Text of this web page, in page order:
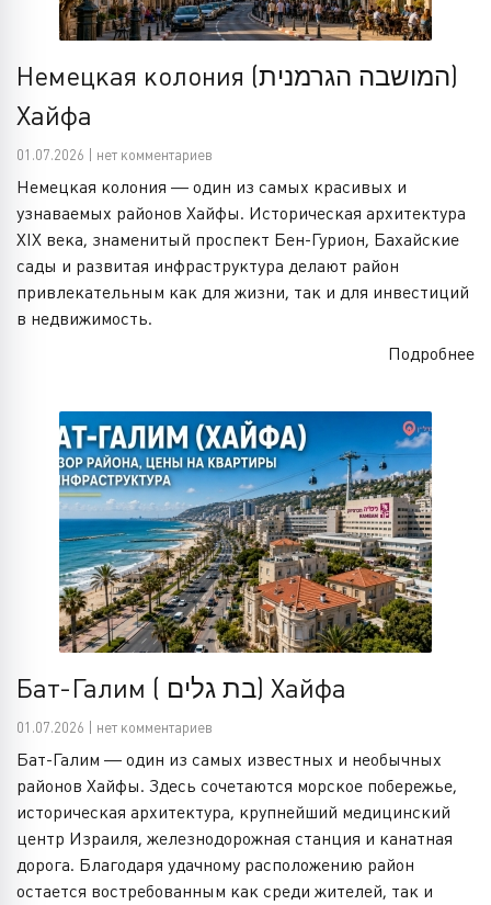
Немецкая колония (המושבה הגרמנית)
Хайфа
01.07.2026 | нет комментариев
Немецкая колония — один из самых красивых и
узнаваемых районов Хайфы. Историческая архитектура
XIX века, знаменитый проспект Бен-Гурион, Бахайские
сады и развитая инфраструктура делают район
привлекательным как для жизни, так и для инвестиций
в недвижимость.
Подробнее
Бат-Галим ( בת גלים) Хайфа
01.07.2026 | нет комментариев
Бат-Галим — один из самых известных и необычных
районов Хайфы. Здесь сочетаются морское побережье,
историческая архитектура, крупнейший медицинский
центр Израиля, железнодорожная станция и канатная
дорога. Благодаря удачному расположению район
остается востребованным как среди жителей, так и